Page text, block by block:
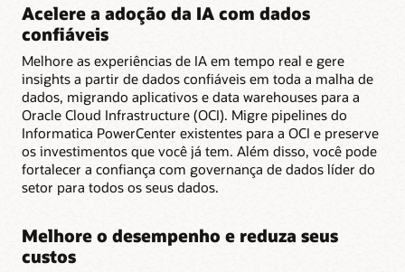
Acelere a adoção da IA com dados
confiáveis
Melhore as experiências de IA em tempo real e gere
insights a partir de dados confiáveis em toda a malha de
dados, migrando aplicativos e data warehouses para a
Oracle Cloud Infrastructure (OCI). Migre pipelines do
Informatica PowerCenter existentes para a OCI e preserve
os investimentos que você já tem. Além disso, você pode
fortalecer a confiança com governança de dados líder do
setor para todos os seus dados.
Melhore o desempenho e reduza seus
custos